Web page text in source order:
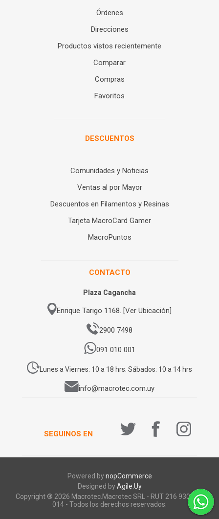
Órdenes
Direcciones
Productos vistos recientemente
Comparar
Compras
Favoritos
DESCUENTOS
Comunidades y Noticias
Ventas al por Mayor
Descuentos en Filamentos y Resinas
Tarjeta MacroCard Gamer
MacroPuntos
CONTACTO
Plaza Cagancha
Enrique Tarigo 1168. [Ver Ubicación]
2900 7498
091 010 001
Lunes a Viernes: 10 a 18 hrs. Sábados: 10 a 14 hrs
info@macrotec.com.uy
SEGUINOS EN
Powered bynopCommerce
Designed byAgile.Uy
Copyright ® 2026 Macrotec.Macrotec SRL - RUT 216 930 920
014 - Todos los derechos reservados.